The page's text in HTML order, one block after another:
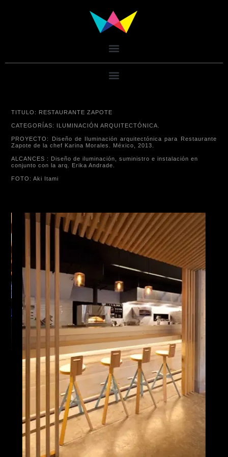
TITULO: RESTAURANTE ZAPOTE
CATEGORÍAS: ILUMINACIÓN ARQUITECTÓNICA.
PROYECTO: Diseño de Iluminación arquitectónica para Restaurante
Zapote de la chef Karina Morales. México, 2013.
ALCANCES : Diseño de iluminación, suministro e instalación en
conjunto con la arq. Erika Andrade.
FOTO: Aki Itami